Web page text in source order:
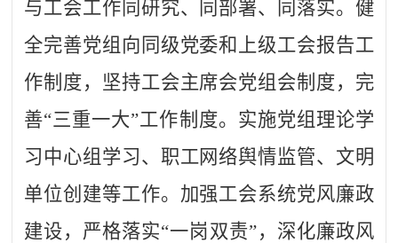
与工会工作同研究、同部署、同落实。健
全完善党组向同级党委和上级工会报告工
作制度，坚持工会主席会党组会制度，完
善“三重一大”工作制度。实施党组理论学
习中心组学习、职工网络舆情监管、文明
单位创建等工作。加强工会系统党风廉政
建设，严格落实“一岗双责”，深化廉政风